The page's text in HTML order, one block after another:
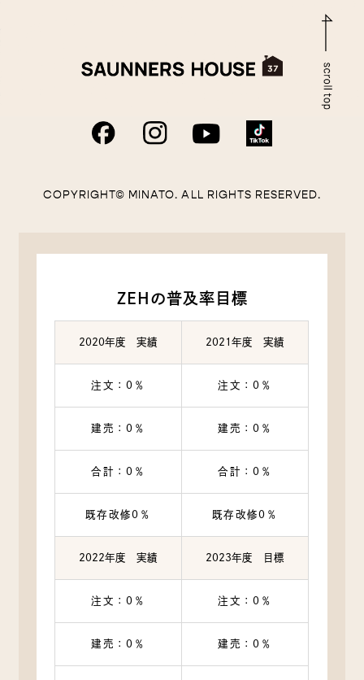
COPYRIGHT© MINATO. ALL RIGHTS RESERVED.
ZEHの普及率目標
2020年度 実績 2021年度 実績
注文：0％ 注文：0％
建売：0％ 建売：0％
合計：0％ 合計：0％
既存改修0％ 既存改修0％
2022年度 実績 2023年度 目標
注文：0％ 注文：0％
建売：0％ 建売：0％